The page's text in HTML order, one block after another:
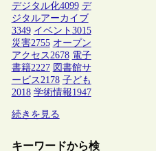
デジタル化4099 デ
ジタルアーカイブ
3349 イベント 3015
災害2755 オープン
アクセス2678 電子
書籍2227 図書館サ
ービス2178 子ども
2018 学術情報1947
続きを見る
キーワードから検